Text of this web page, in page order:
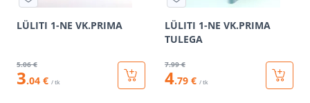
LÜLITI 1-NE VK.PRIMA
5.06 €
3.04 € / tk
LÜLITI 1-NE VK.PRIMA
TULEGA
7.99 €
4.79 € / tk